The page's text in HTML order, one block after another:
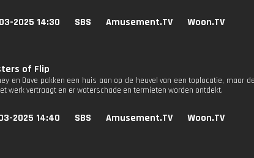
2025 14:30 SBS Amusement.TV Woon.TV
of Flip
en Dave pakken een huis aan op de heuvel van een toplocatie, maar
werk vertraagt ​​en er waterschade en termieten worden ontdekt.
2025 14:40 SBS Amusement.TV Woon.TV